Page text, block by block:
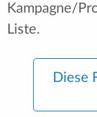
Kampagne/
Liste.
Diese